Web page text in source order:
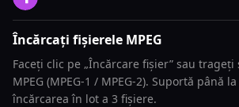
Încărcați fișierele MPEG
Faceți clic pe „Încărcare fișier” sau
MPEG (MPEG-1 / MPEG-2). Suportă până
încărcarea în lot a 3 fișiere.